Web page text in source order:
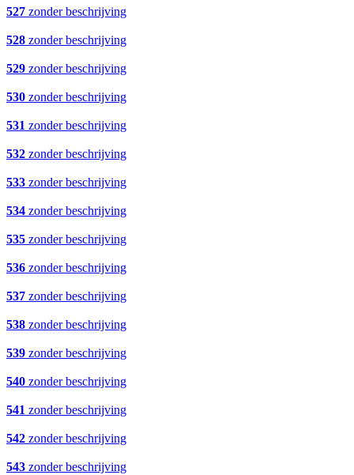
527 zonder beschrijving
528 zonder beschrijving
529 zonder beschrijving
530 zonder beschrijving
531 zonder beschrijving
532 zonder beschrijving
533 zonder beschrijving
534 zonder beschrijving
535 zonder beschrijving
536 zonder beschrijving
537 zonder beschrijving
538 zonder beschrijving
539 zonder beschrijving
540 zonder beschrijving
541 zonder beschrijving
542 zonder beschrijving
543 zonder beschrijving